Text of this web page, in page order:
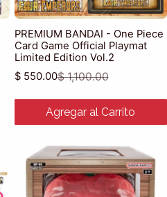
PREMIUM BANDAI - One Piece
Card Game Official Playmat
Limited Edition Vol.2
Precio de venta
$ 550.00
Precio habitual
$ 1,100.00
Agregar al Carrito